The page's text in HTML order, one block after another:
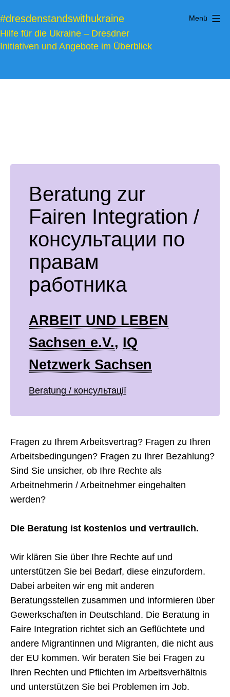
Inhalt
springen
#dresdenstandswithukraine
Hilfe für die Ukraine – Dresdner
Initiativen und Angebote im Überblick
Menü
Beratung zur
Fairen Integration /
консультации по
правам
работника
ARBEIT UND LEBEN
Sachsen e.V., IQ
Netzwerk Sachsen
Beratung / консультації
Fragen zu Ihrem Arbeitsvertrag? Fragen zu Ihren
Arbeitsbedingungen? Fragen zu Ihrer Bezahlung?
Sind Sie unsicher, ob Ihre Rechte als
Arbeitnehmerin / Arbeitnehmer eingehalten
werden?
Die Beratung ist kostenlos und vertraulich.
Wir klären Sie über Ihre Rechte auf und
unterstützen Sie bei Bedarf, diese einzufordern.
Dabei arbeiten wir eng mit anderen
Beratungsstellen zusammen und informieren über
Gewerkschaften in Deutschland. Die Beratung in
Faire Integration richtet sich an Geflüchtete und
andere Migrantinnen und Migranten, die nicht aus
der EU kommen. Wir beraten Sie bei Fragen zu
Ihren Rechten und Pflichten im Arbeitsverhältnis
und unterstützen Sie bei Problemen im Job.